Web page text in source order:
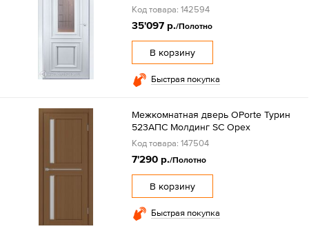
Код товара: 142594
35'097 р./Полотно
В корзину
Быстрая покупка
Межкомнатная дверь OPorte Турин
523АПС Молдинг SC Орех
Код товара: 147504
7'290 р./Полотно
В корзину
Быстрая покупка